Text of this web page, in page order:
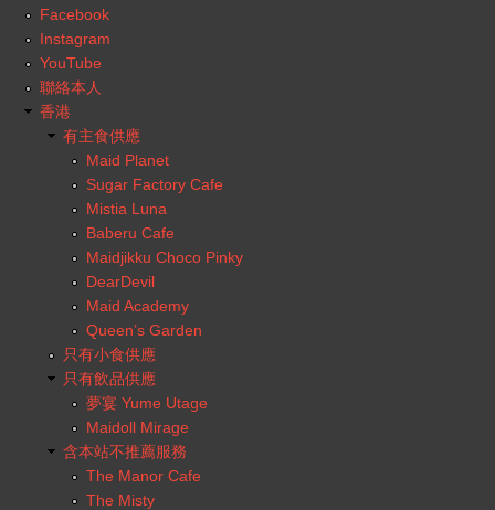
Facebook
Instagram
YouTube
聯絡本人
香港
有主食供應
Maid Planet
Sugar Factory Cafe
Mistia Luna
Baberu Cafe
Maidjikku Choco Pinky
DearDevil
Maid Academy
Queen’s Garden
只有小食供應
只有飲品供應
夢宴 Yume Utage
Maidoll Mirage
含本站不推薦服務
The Manor Cafe
The Misty